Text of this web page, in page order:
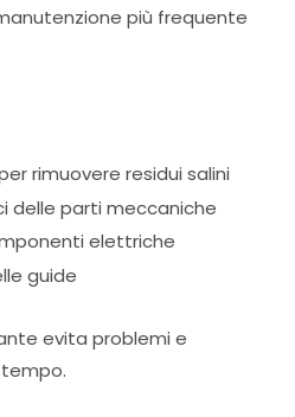
più frequente
rimuovere residui salini
delle parti meccaniche
elettriche
guide
evita problemi e